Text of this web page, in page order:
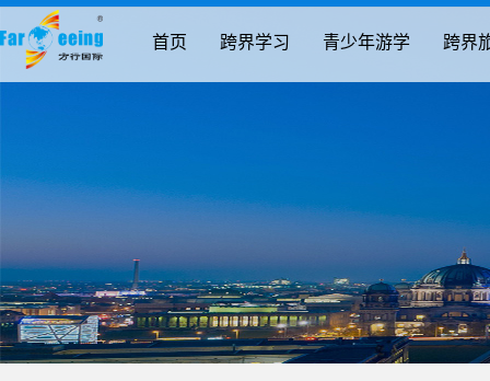
首页 跨界学习 青少年游学 跨界